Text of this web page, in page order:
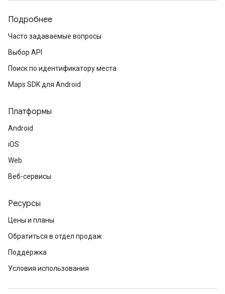
Подробнее
Часто задаваемые вопросы
Выбор API
Поиск по идентификатору места
Maps SDK для Android
Платформы
Android
iOS
Web
Веб-сервисы
Ресурсы
Цены и планы
Обратиться в отдел продаж
Поддержка
Условия использования